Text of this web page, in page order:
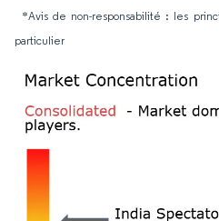
*Avis de non-responsabilité : les
particulier